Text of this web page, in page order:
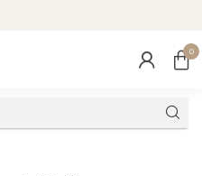
0